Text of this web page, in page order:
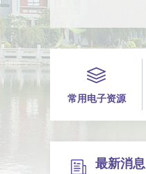
常用电子资源
最新消息